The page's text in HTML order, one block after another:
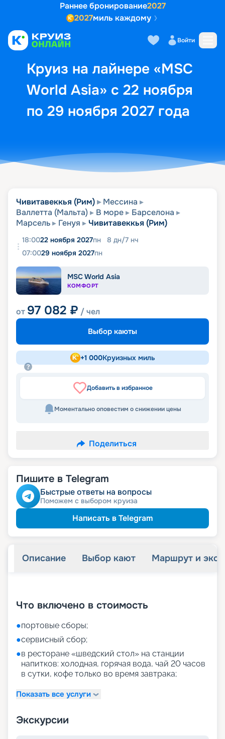
Раннее бронирование2027
2027миль каждому
Войти
Круиз на лайнере «MSC
World Asia» с 22 ноября
по 29 ноября 2027 года
Выбор кают Маршрут и
Чивитавеккья (Рим)
Мессина
Валлетта (Мальта)
В море
Барселона
Марсель
Генуя Чивитавеккья (Рим)
18:0022 ноября 2027пн 8 дн/7 нч
07:0029 ноября 2027пн
MSC World Asia
КОМФОРТ
от 97 082 ₽ / чел
Выбор каюты
+1 000Круизных миль
Добавить в избранное
Моментально оповестим о снижении цены
Поделиться
Пишите в Telegram
Быстрые ответы на вопросы
Поможем с выбором круиза
Написать в Telegram
Описание Выбор кают Маршрут и
Что включено в стоимость
●портовые сборы;
●сервисный сбор;
●в ресторане «шведский стол» на станции
напитков: холодная, горячая вода, чай 20 часов
в сутки, кофе только во время завтрака;
Показать все услуги
Экскурсии